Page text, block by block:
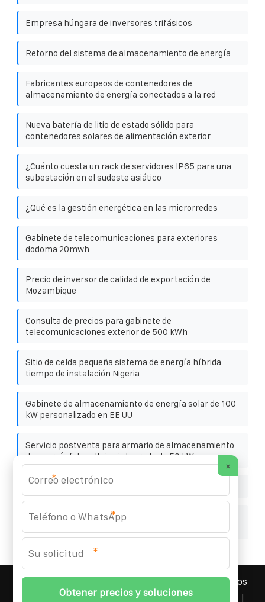
Empresa húngara de inversores trifásicos
Retorno del sistema de almacenamiento de energía
Fabricantes europeos de contenedores de
almacenamiento de energía conectados a la red
Nueva batería de litio de estado sólido para
contenedores solares de alimentación exterior
¿Cuánto cuesta un rack de servidores IP65 para una
subestación en el sudeste asiático
¿Qué es la gestión energética en las microrredes
Gabinete de telecomunicaciones para exteriores
dodoma 20mwh
Precio de inversor de calidad de exportación de
Mozambique
Consulta de precios para gabinete de
telecomunicaciones exterior de 500 kWh
Sitio de celda pequeña sistema de energía híbrida
tiempo de instalación Nigeria
Gabinete de almacenamiento de energía solar de 100
kW personalizado en EE UU
Servicio postventa para armario de almacenamiento
de energía fotovoltaica integrado de 50 kW
Batería mini Litime de 12 V y 100 Ah
Precio de una unidad de almacenamiento de energía
YOUFOTO INDUSTRIAL SOLAR
2026 Todos los
derechos reservados. | Teléfono:+34 91 527 43 18
×
*
*
*